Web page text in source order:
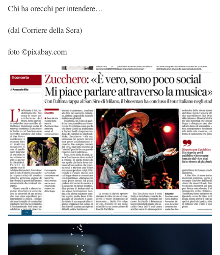
Chi ha orecchi per intendere…
(dal Corriere della Sera)
foto ©pixabay.com